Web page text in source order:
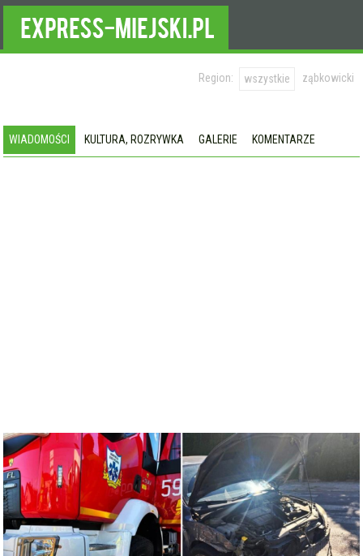
Region: wszystkie ząbkowicki
WIADOMOŚCI KULTURA, ROZRYWKA GALERIE KOMENTARZE